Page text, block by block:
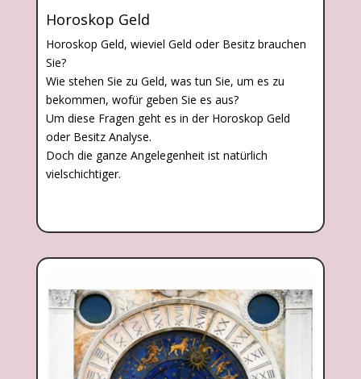
Horoskop Geld
Horoskop Geld, wieviel Geld oder Besitz brauchen
Sie?
Wie stehen Sie zu Geld, was tun Sie, um es zu
bekommen, wofür geben Sie es aus?
Um diese Fragen geht es in der Horoskop Geld
oder Besitz Analyse.
Doch die ganze Angelegenheit ist natürlich
vielschichtiger.